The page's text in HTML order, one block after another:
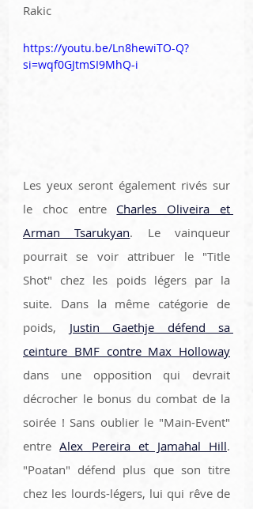
Rakic
https://youtu.be/Ln8hewiTO-Q?
si=wqf0GJtmSI9MhQ-i
Les yeux seront également rivés sur
le choc entre Charles Oliveira et
Arman Tsarukyan. Le vainqueur
pourrait se voir attribuer le "Title
Shot" chez les poids légers par la
suite. Dans la même catégorie de
poids, Justin Gaethje défend sa
ceinture BMF contre Max Holloway
dans une opposition qui devrait
décrocher le bonus du combat de la
soirée ! Sans oublier le "Main-Event"
entre Alex Pereira et Jamahal Hill.
"Poatan" défend plus que son titre
chez les lourds-légers, lui qui rêve de